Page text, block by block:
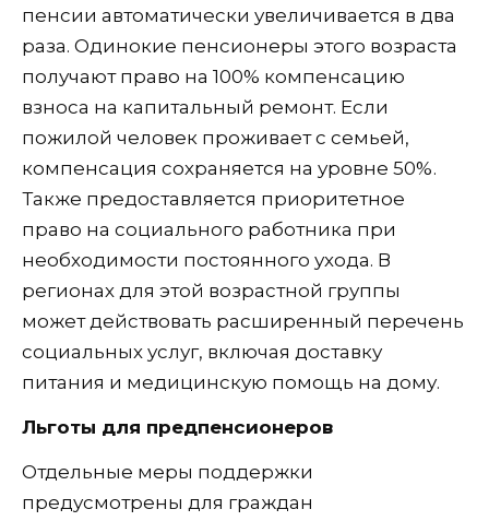
пенсии автоматически увеличивается в два
раза. Одинокие пенсионеры этого возраста
получают право на 100% компенсацию
взноса на капитальный ремонт. Если
пожилой человек проживает с семьей,
компенсация сохраняется на уровне 50%.
Также предоставляется приоритетное
право на социального работника при
необходимости постоянного ухода. В
регионах для этой возрастной группы
может действовать расширенный перечень
социальных услуг, включая доставку
питания и медицинскую помощь на дому.
Льготы для предпенсионеров
Отдельные меры поддержки
предусмотрены для граждан